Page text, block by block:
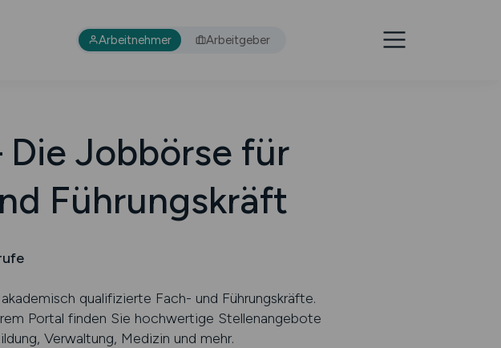
Arbeitnehmer Arbeitgeber
Die Jobbörse für
Führungskräft
qualifizierte Fach- und Führungskräfte.
Portal finden Sie hochwertige Stellenangebote
Verwaltung, Medizin und mehr.